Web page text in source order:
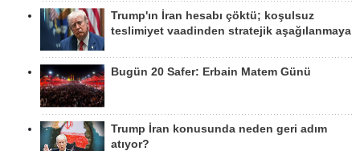
Trump'ın İran hesabı çöktü; koşulsuz
teslimiyet vaadinden stratejik aşağılanmaya
Bugün 20 Safer: Erbain Matem Günü
Trump İran konusunda neden geri adım
atıyor?